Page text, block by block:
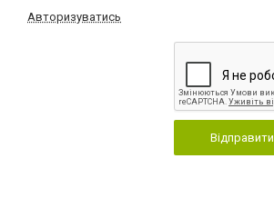
Авторизуватись
Відправити